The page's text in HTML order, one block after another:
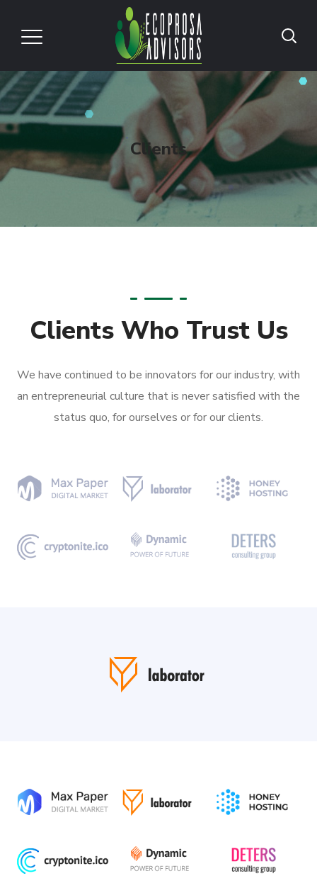
Clients
Clients Who Trust Us
We have continued to be innovators for our industry, with
an entrepreneurial culture that is never satisfied with the
status quo, for ourselves or for our clients.